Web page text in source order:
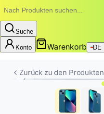
Suche
Konto Warenkorb DE
Zurück zu den Produkten